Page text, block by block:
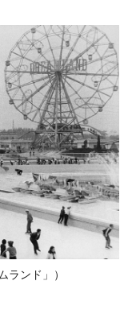
ランド」）